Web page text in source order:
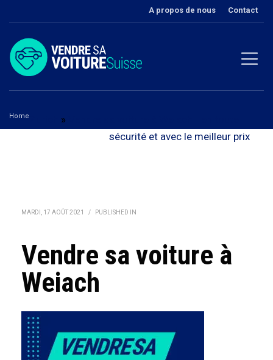
A propos de nous Contact
Home »
sécurité et avec le meilleur prix
MARDI, 17 AOÛT 2021 / PUBLISHED IN
Vendre sa voiture à
Weiach